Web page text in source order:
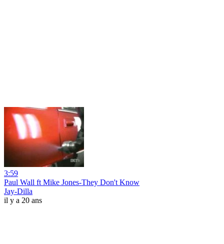
3:59
Paul Wall ft Mike Jones-They Don't Know
Jay-Dilla
il y a 20 ans